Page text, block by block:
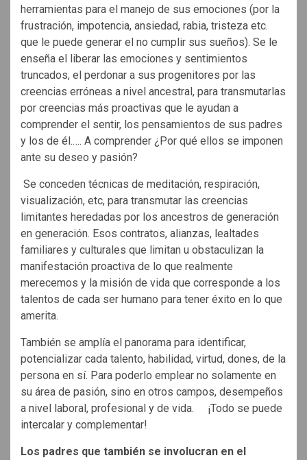
herramientas para el manejo de sus emociones (por la
frustración, impotencia, ansiedad, rabia, tristeza etc.
que le puede generar el no cumplir sus sueños). Se le
enseña el liberar las emociones y sentimientos
truncados, el perdonar a sus progenitores por las
creencias erróneas a nivel ancestral, para transmutarlas
por creencias más proactivas que le ayudan a
comprender el sentir, los pensamientos de sus padres
y los de él.…. A comprender ¿Por qué ellos se imponen
ante su deseo y pasión?
Se conceden técnicas de meditación, respiración,
visualización, etc, para transmutar las creencias
limitantes heredadas por los ancestros de generación
en generación. Esos contratos, alianzas, lealtades
familiares y culturales que limitan u obstaculizan la
manifestación proactiva de lo que realmente
merecemos y la misión de vida que corresponde a los
talentos de cada ser humano para tener éxito en lo que
amerita.
También se amplía el panorama para identificar,
potencializar cada talento, habilidad, virtud, dones, de la
persona en sí. Para poderlo emplear no solamente en
su área de pasión, sino en otros campos, desempeños
a nivel laboral, profesional y de vida. ¡Todo se puede
intercalar y complementar!
Los padres que también se involucran en el